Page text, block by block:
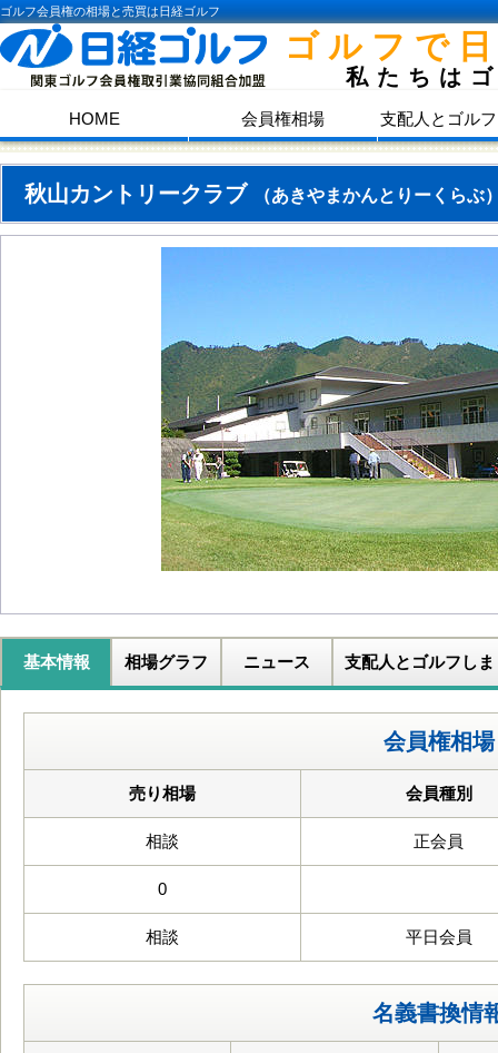
ゴルフ会員権の相場と売買は日経ゴルフ
ゴルフで
私たちは
HOME 会員権相場 支配人とゴル
秋山カントリークラブ （あきやまかんとりーくらぶ
基本情報 相場グラフ ニュース 支配人とゴルフしま
会員権相場
売り相場 会員種別
相談 正会員
0
相談 平日会員
名義書換情